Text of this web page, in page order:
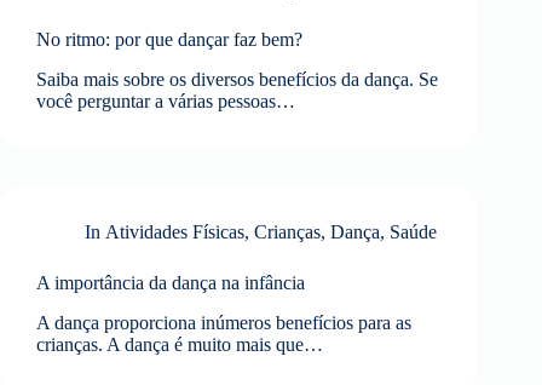
No ritmo: por que dançar faz bem?
Saiba mais sobre os diversos benefícios da dança. Se
você perguntar a várias pessoas…
In Atividades Físicas,Crianças,Dança, Saúde
A importância da dança na infância
A dança proporciona inúmeros benefícios para as
crianças. A dança é muito mais que…